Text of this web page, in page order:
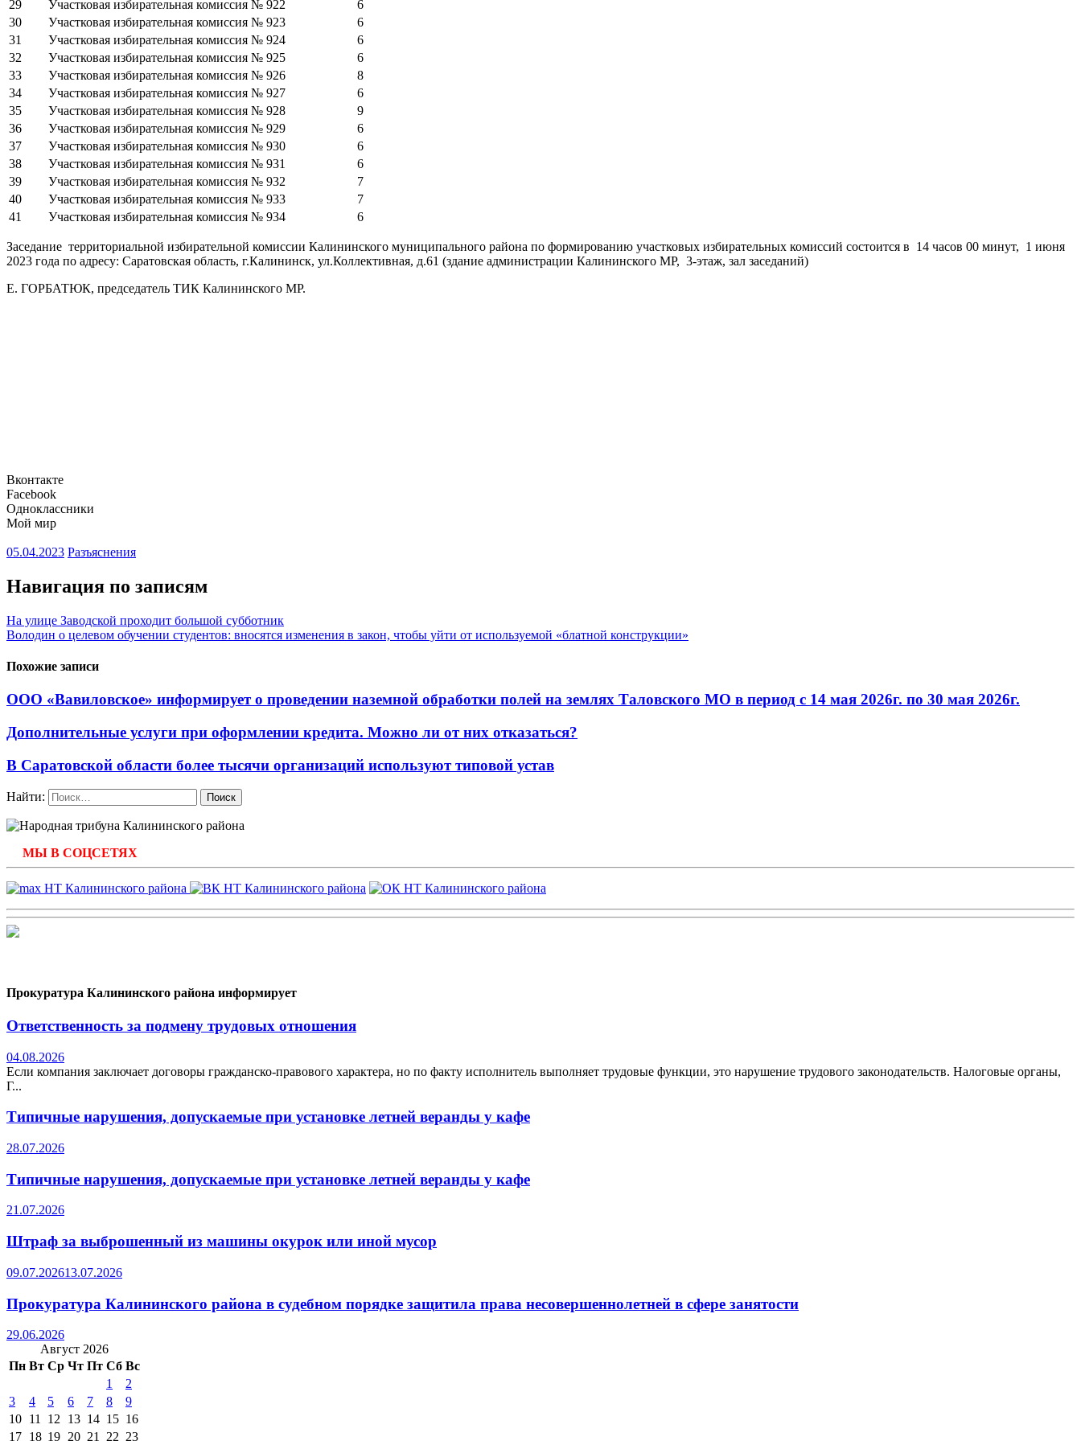
29
Участковая избирательная комиссия № 922
6
30
Участковая избирательная комиссия № 923
6
31
Участковая избирательная комиссия № 924
6
32
Участковая избирательная комиссия № 925
6
33
Участковая избирательная комиссия № 926
8
34
Участковая избирательная комиссия № 927
6
35
Участковая избирательная комиссия № 928
9
36
Участковая избирательная комиссия № 929
6
37
Участковая избирательная комиссия № 930
6
38
Участковая избирательная комиссия № 931
6
39
Участковая избирательная комиссия № 932
7
40
Участковая избирательная комиссия № 933
7
41
Участковая избирательная комиссия № 934 6
Заседание территориальной избирательной комиссии Калининского муниципального района по формированию участковых избирательных комиссий состоится в 14 часов 00 минут, 1 июня
2023 года по адресу: Саратовская область, г.Калининск, ул.Коллективная, д.61 (здание администрации Калининского МР, 3-этаж, зал заседаний)
Е. ГОРБАТЮК, председатель ТИК Калининского МР.
Вконтакте
Facebook
Одноклассники
Мой мир
05.04.2023 Разъяснения
Навигация по записям
На улице Заводской проходит большой субботник
Володин о целевом обучении студентов: вносятся изменения в закон, чтобы уйти от используемой «блатной конструкции»
Похожие записи
ООО «Вавиловское» информирует о проведении наземной обработки полей на землях Таловского МО в период с 14 мая 2026г. по 30 мая 2026г.
Дополнительные услуги при оформлении кредита. Можно ли от них отказаться?
В Саратовской области более тысячи организаций используют типовой устав
Найти:
МЫ В СОЦСЕТЯХ
Прокуратура Калининского района информирует
Ответственность за подмену трудовых отношения
04.08.2026
Если компания заключает договоры гражданско-правового характера, но по факту исполнитель выполняет трудовые функции, это нарушение трудового законодательств. Налоговые органы,
Г...
Типичные нарушения, допускаемые при установке летней веранды у кафе
28.07.2026
Типичные нарушения, допускаемые при установке летней веранды у кафе
21.07.2026
Штраф за выброшенный из машины окурок или иной мусор
09.07.202613.07.2026
Прокуратура Калининского района в судебном порядке защитила права несовершеннолетней в сфере занятости
29.06.2026
Август 2026
Пн Вт Ср Чт Пт Сб Вс
1
2
3
4 5 6 7 8
9
10 11 12 13 14 15 16
17 18 19 20 21 22 23